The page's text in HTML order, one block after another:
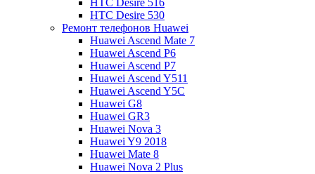
HTC Desire 516
HTC Desire 530
Ремонт телефонов Huawei
Huawei Ascend Mate 7
Huawei Ascend P6
Huawei Ascend P7
Huawei Ascend Y511
Huawei Ascend Y5C
Huawei G8
Huawei GR3
Huawei Nova 3
Huawei Y9 2018
Huawei Mate 8
Huawei Nova 2 Plus